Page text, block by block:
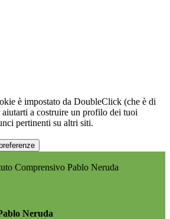
è impostato da DoubleClick (che è di
a costruire un profilo dei tuoi
pertinenti su altri siti.
Comprensivo Pablo Neruda
Neruda